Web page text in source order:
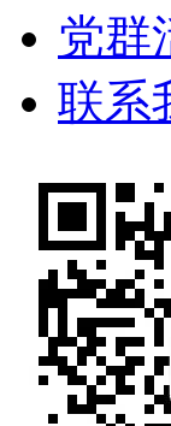
党群
联系